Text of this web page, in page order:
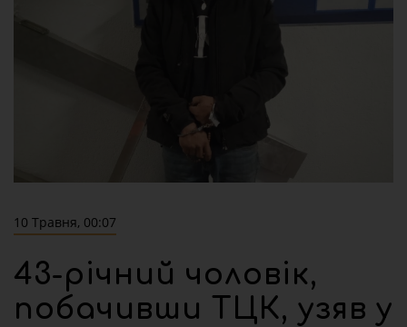
10 Травня, 00:07
43-річний чоловік,
побачивши ТЦК, узяв у